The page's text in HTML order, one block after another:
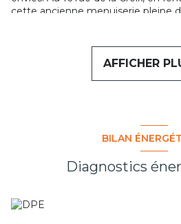
cette ancienne menuiserie pleine
atypique : loft contemporain,
usage mixte. Actuellement à
peuvent facilement être dissociés
espaces totalement indépendants,
accès. Un bien singulier avec un
valorisation. "les informations sur
Vendeur - Contact pour ce bien :
AFFICHER
BILAN
Diagnostics